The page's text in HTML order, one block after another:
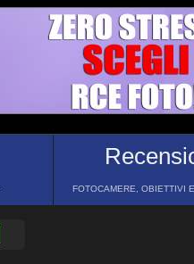
FOTOCAMERE, OBIETTIVI